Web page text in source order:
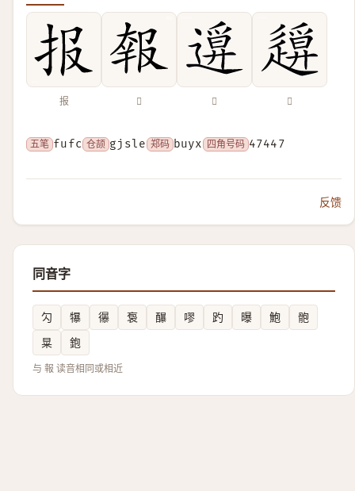
报 𡙈 𨖦 𨖪
五笔 fufc 仓颉 gjsle 郑码 buyx 四角号码 47447
反馈
同音字
勽 犦 忁 袌 䤖 嘐 趵 曝 鮑
骲
㫧
鉋
与 報 读音相同或相近